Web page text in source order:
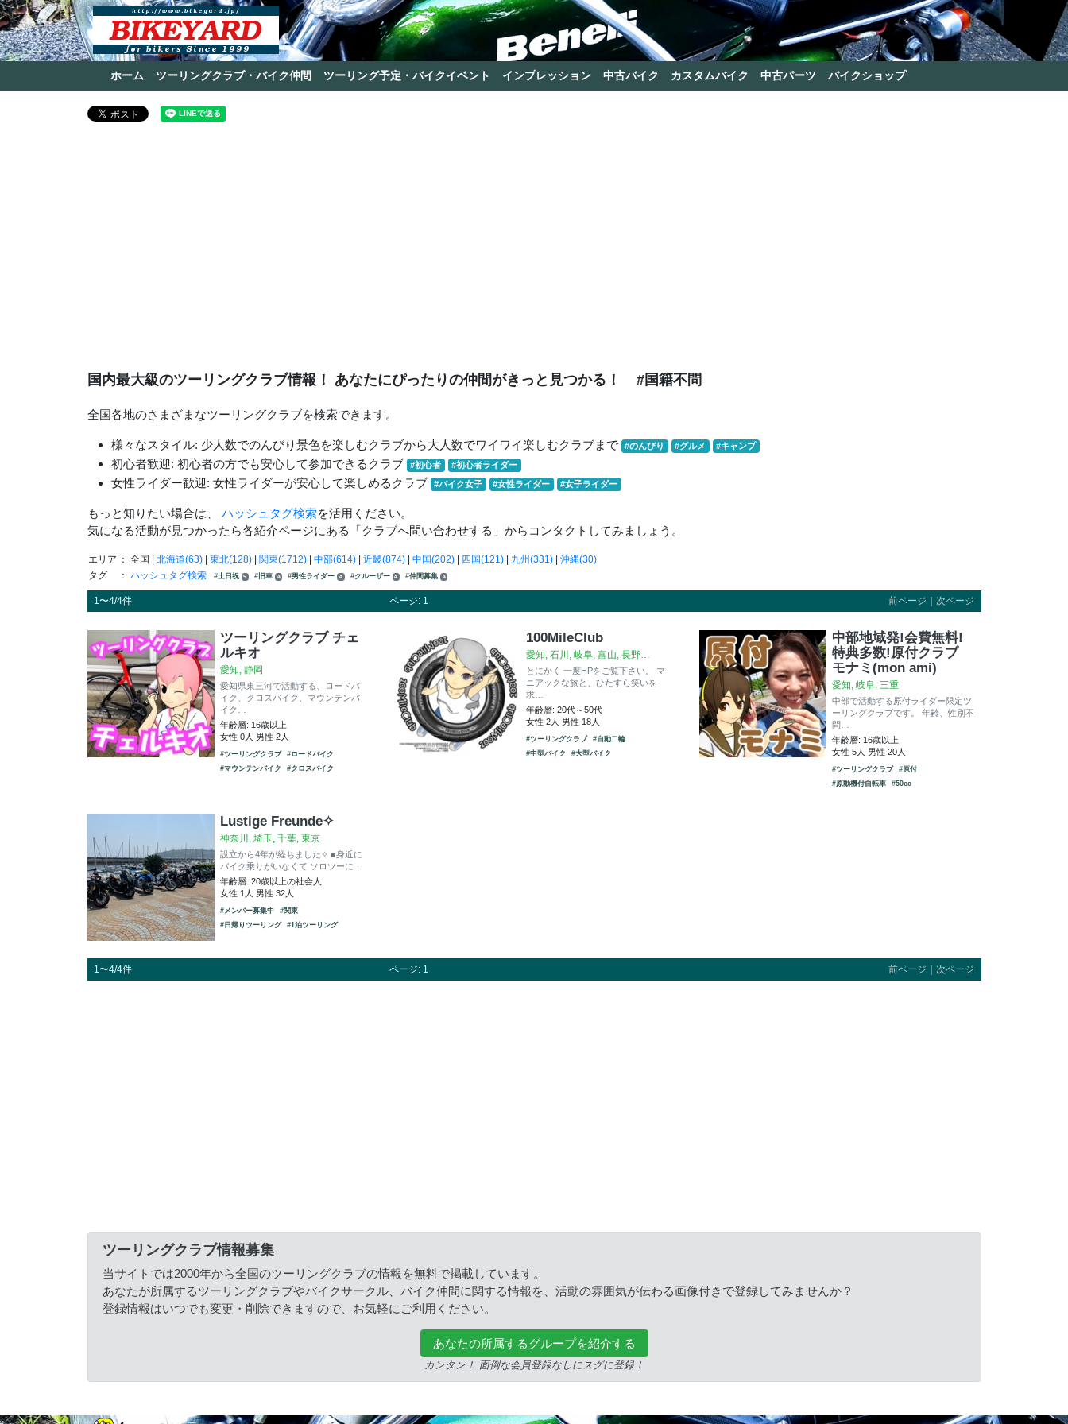
ホーム ツーリングクラブ・バイク仲間 ツーリング予定・バイクイベント インプレッション 中古バイク カスタムバイク 中古パーツ バイクショップ
国内最大級のツーリングクラブ情報！ あなたにぴったりの仲間がきっと見つかる！ #国籍不問
全国各地のさまざまなツーリングクラブを検索できます。
様々なスタイル: 少人数でのんびり景色を楽しむクラブから大人数でワイワイ楽しむクラブまで #のんびり #グルメ #キャンプ
初心者歓迎: 初心者の方でも安心して参加できるクラブ #初心者 #初心者ライダー
女性ライダー歓迎: 女性ライダーが安心して楽しめるクラブ #バイク女子 #女性ライダー #女子ライダー
もっと知りたい場合は、 ハッシュタグ検索を活用ください。
気になる活動が見つかったら各紹介ページにある「クラブへ問い合わせする」からコンタクトしてみましょう。
エリア ： 全国 | 北海道(63)| 東北(128)| 関東(1712)| 中部(614)| 近畿(874)| 中国(202)| 四国(121)| 九州(331)| 沖縄(30)
タグ
： ハッシュタグ検索 #土日祝 5 #旧車 4 #男性ライダー 4 #クルーザー 4 #仲間募集 4
1〜4/4件 ページ: 1 前ページ 次ページ
ツーリングクラブ チェ
ルキオ
愛知, 静岡
愛知県東三河で活動する、ロードバ
イク、クロスバイク、マウンテンバ
イク…
年齢層: 16歳以上
女性 0人 男性 2人
#ツーリングクラブ
#ロードバイク
#マウンテンバイク
#クロスバイク
100MileClub
愛知, 石川, 岐阜, 富山, 長野…
とにかく 一度HPをご覧下さい。 マ
ニアックな旅と、ひたすら笑いを
求…
年齢層: 20代～50代
女性 2人 男性 18人
#ツーリングクラブ
#自動二輪
#中型バイク
#大型バイク
中部地域発!会費無料!
特典多数!原付クラブ
モナミ(mon ami)
愛知, 岐阜, 三重
中部で活動する原付ライダー限定ツ
ーリングクラブです。 年齢、性別不
問…
年齢層: 16歳以上
女性 5人 男性 20人
#ツーリングクラブ
#原付
#原動機付自転車
#50cc
Lustige Freunde✧
神奈川, 埼玉, 千葉, 東京
設立から4年が経ちました✧ ■身近に
バイク乗りがいなくて ソロツーに…
年齢層: 20歳以上の社会人
女性 1人 男性 32人
#メンバー募集中
#関東
#日帰りツーリング
#1泊ツーリング
1〜4/4件 ページ: 1 前ページ ｜ 次ページ
ツーリングクラブ情報募集
当サイトでは2000年から全国のツーリングクラブの情報を無料で掲載しています。
あなたが所属するツーリングクラブやバイクサークル、バイク仲間に関する情報を、活動の雰囲気が伝わる画像付きで登録してみませんか？
登録情報はいつでも変更・削除できますので、お気軽にご利用ください。
あなたの所属するグループを紹介する
カンタン！ 面倒な会員登録なしにスグに登録！